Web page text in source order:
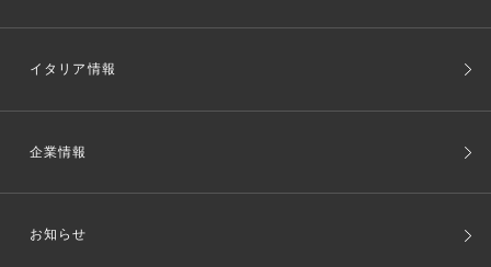
イタリア情報
企業情報
お知らせ